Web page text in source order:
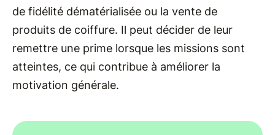
de fidélité dématérialisée ou la vente de
produits de coiffure. Il peut décider de leur
remettre une prime lorsque les missions sont
atteintes, ce qui contribue à améliorer la
motivation générale.